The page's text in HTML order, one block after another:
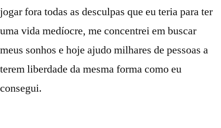
jogar fora todas as desculpas que eu teria para ter
uma vida medíocre, me concentrei em buscar
meus sonhos e hoje ajudo milhares de pessoas a
terem liberdade da mesma forma como eu
consegui.